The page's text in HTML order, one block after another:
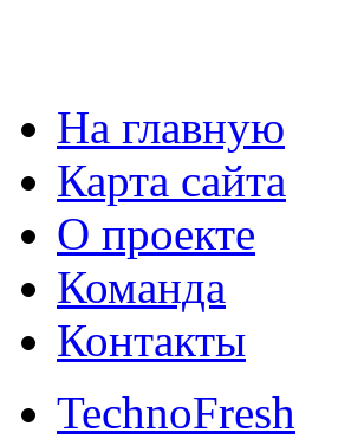
На главную
Карта сайта
О проекте
Команда
Контакты
TechnoFresh